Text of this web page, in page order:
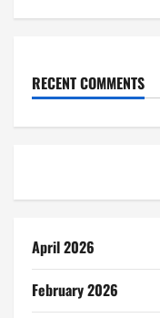
RECENT COMMENTS
April 2026
February 2026